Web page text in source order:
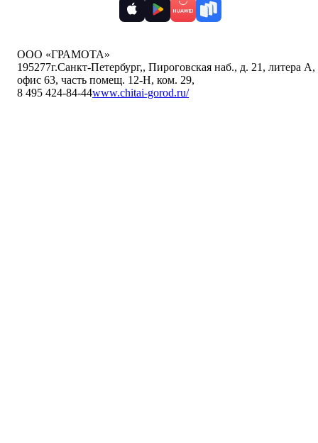
ООО «ГРАМОТА»
195277г.Санкт-Петербург,, Пироговская наб., д. 21, литера А,
офис 63, часть помещ. 12-Н, ком. 29,
8 495 424-84-44www.chitai-gorod.ru/